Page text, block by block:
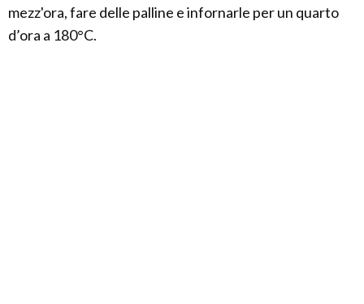
mezz'ora, fare delle palline e infornarle per un quarto
d’ora a 180°C.